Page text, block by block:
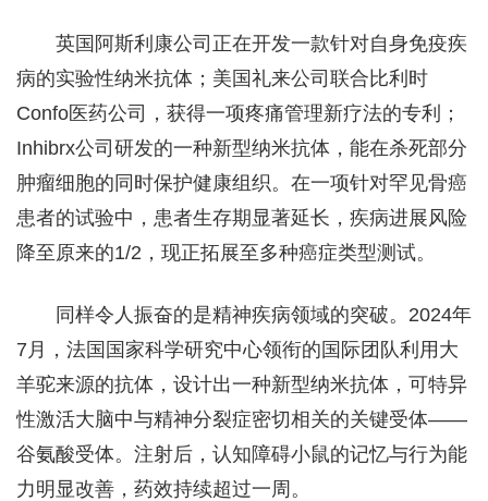
英国阿斯利康公司正在开发一款针对自身免疫疾
病的实验性纳米抗体；美国礼来公司联合比利时
Confo医药公司，获得一项疼痛管理新疗法的专利；
Inhibrx公司研发的一种新型纳米抗体，能在杀死部分
肿瘤细胞的同时保护健康组织。在一项针对罕见骨癌
患者的试验中，患者生存期显著延长，疾病进展风险
降至原来的1/2，现正拓展至多种癌症类型测试。
同样令人振奋的是精神疾病领域的突破。2024年
7月，法国国家科学研究中心领衔的国际团队利用大
羊驼来源的抗体，设计出一种新型纳米抗体，可特异
性激活大脑中与精神分裂症密切相关的关键受体——
谷氨酸受体。注射后，认知障碍小鼠的记忆与行为能
力明显改善，药效持续超过一周。